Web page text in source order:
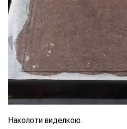
Наколоти виделкою.